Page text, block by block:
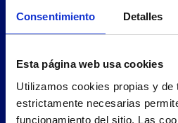
Consentimiento Detalles
Esta página web usa cookies
Utilizamos cookies propias y de
estrictamente necesarias
funcionamiento del sitio. Las